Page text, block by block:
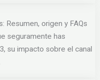
Resumen, origen y FAQs
seguramente has
su impacto sobre el canal